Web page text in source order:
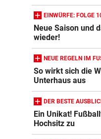
EINWÜRFE: FOLGE
Neue Saison und
wieder!
NEUE REGELN IM
So wirkt sich die
Unterhaus aus
DER BESTE
Ein Unikat!
Hochsitz zu
Action-Cam
ZUM VERGLEICH
Crosstrainer
E-Bike Vergleich
ZUM VERGLEICH